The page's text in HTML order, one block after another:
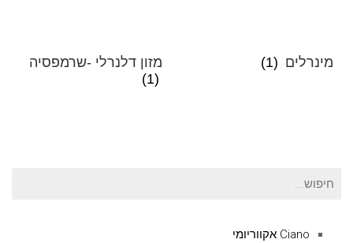
מינרלים (1)
מזון דלנרלי -שרמפסיה
(1)
חיפוש
Ciano אקווריומי